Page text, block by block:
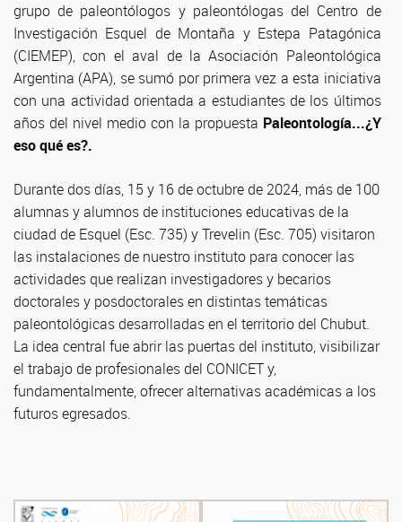
grupo de paleontólogos y paleontólogas del Centro de
Investigación Esquel de Montaña y Estepa Patagónica
(CIEMEP), con el aval de la Asociación Paleontológica
Argentina (APA), se sumó por primera vez a esta iniciativa
con una actividad orientada a estudiantes de los últimos
años del nivel medio con la propuesta Paleontología...¿Y
eso qué es?.
Durante dos días, 15 y 16 de octubre de 2024, más de 100
alumnas y alumnos de instituciones educativas de la
ciudad de Esquel (Esc. 735) y Trevelin (Esc. 705) visitaron
las instalaciones de nuestro instituto para conocer las
actividades que realizan investigadores y becarios
doctorales y posdoctorales en distintas temáticas
paleontológicas desarrolladas en el territorio del Chubut.
La idea central fue abrir las puertas del instituto, visibilizar
el trabajo de profesionales del CONICET y,
fundamentalmente, ofrecer alternativas académicas a los
futuros egresados.